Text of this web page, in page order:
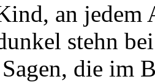
an jedem
stehn
die im